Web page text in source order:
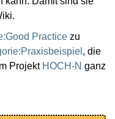
Practice zu
, die
Projekt HOCH-N ganz